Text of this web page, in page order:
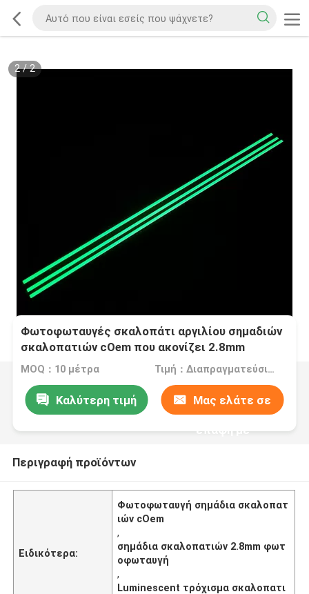
2/2
Φωτοφωταυγές σκαλοπάτι αργιλίου σημαδιών
σκαλοπατιών cOem που ακονίζει 2.8mm
MOQ：10 μέτρα Τιμή：Διαπραγματεύσιμα
Καλύτερη τιμή Μας ελάτε σε
επαφή με
Περιγραφή προϊόντων
Ειδικότερα:
Φωτοφωταυγή σημάδια σκαλοπατ
ιών cOem
,
σημάδια σκαλοπατιών 2.8mm φωτ
οφωταυγή
,
Luminescent τρόχισμα σκαλοπατι